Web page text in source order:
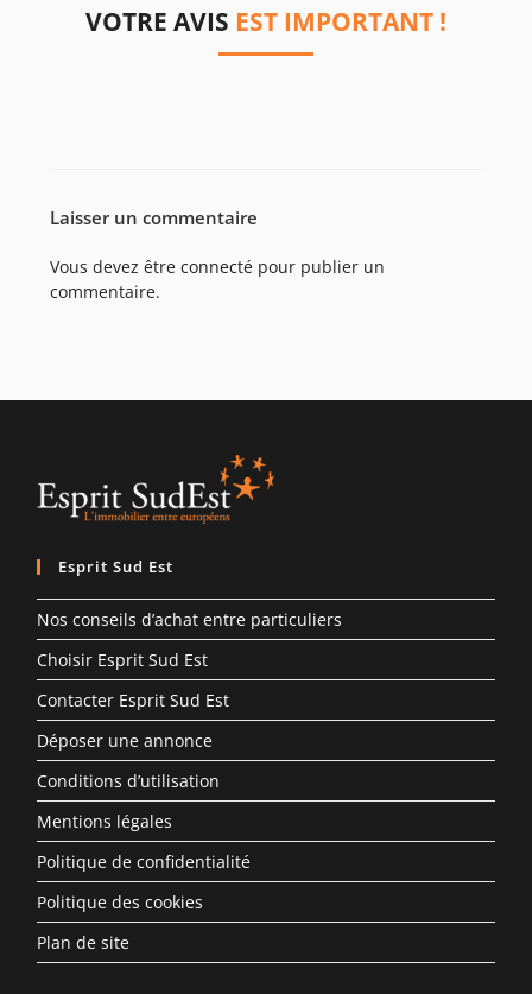
VOTRE AVIS EST IMPORTANT !
Laisser un commentaire
Vous devez êtreconnecté pour publier un
commentaire.
Esprit Sud Est
Nos conseils d’achat entre particuliers
Choisir Esprit Sud Est
Contacter Esprit Sud Est
Déposer une annonce
Conditions d’utilisation
Mentions légales
Politique de confidentialité
Politique des cookies
Plan de site